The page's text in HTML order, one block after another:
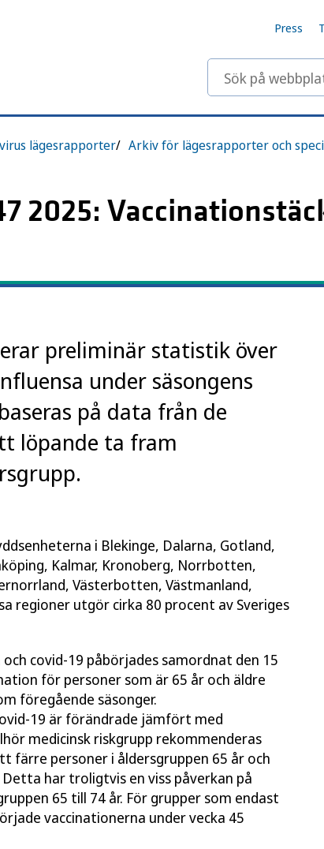
Press
Sök på webbplatsen
lägesrapporter
2025:
preliminär statistik över
under säsongens
på data från de
löpande ta fram
i Blekinge, Dalarna, Gotland,
Kalmar, Kronoberg, Norrbotten,
Västerbotten, Västmanland,
regioner utgör cirka 80 procent av Sveriges
covid-19 påbörjades samordnat den 15
för personer som är 65 år och äldre
föregående säsonger.
19 är förändrade jämfört med
medicinsk riskgrupp rekommenderas
färre personer i åldersgruppen 65 år och
har troligtvis en viss påverkan på
65 till 74 år. För grupper som endast
vaccinationerna under vecka 45